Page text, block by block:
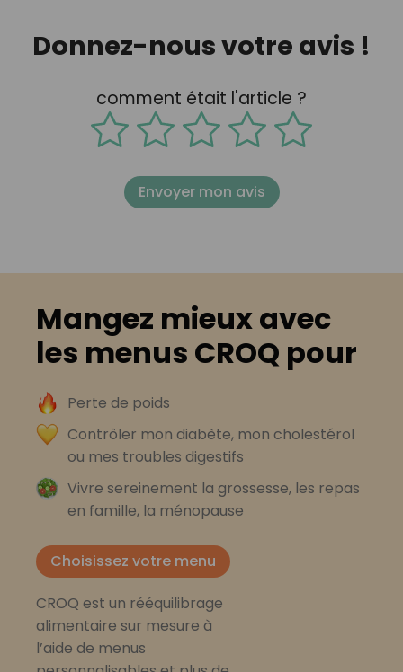
Donnez-nous votre avis !
comment était l'article ?
Envoyer mon avis
Mangez mieux avec
les menus CROQ pour
Perte de poids
Contrôler mon diabète, mon cholestérol
ou mes troubles digestifs
Vivre sereinement la grossesse, les repas
en famille, la ménopause
Choisissez votre menu
CROQ est un rééquilibrage
alimentaire sur mesure à
l’aide de menus